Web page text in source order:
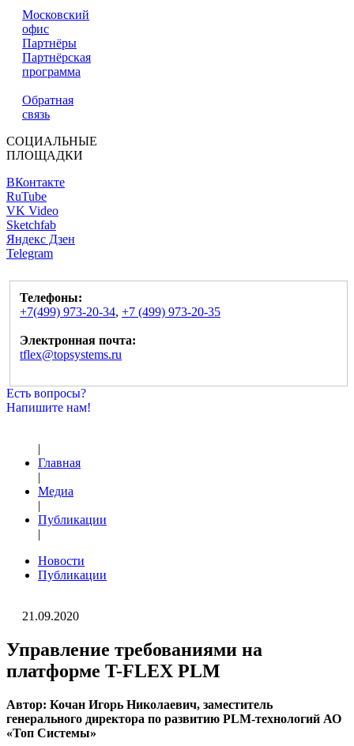
Московский
офис
Партнёры
Партнёрская
программа
Обратная
связь
СОЦИАЛЬНЫЕ
ПЛОЩАДКИ
ВКонтакте
RuTube
VK Video
Sketchfab
Яндекс Дзен
Telegram
Телефоны:
+7(499) 973-20-34, +7 (499) 973-20-35
Электронная почта:
tflex@topsystems.ru
Есть вопросы?
Напишите нам!
|
Главная
|
Медиа
|
Публикации
|
Новости
Публикации
21.09.2020
Управление требованиями на
платформе T-FLEX PLM
Автор: Кочан Игорь Николаевич, заместитель
генерального директора по развитию PLM-технологий АО
«Топ Системы»